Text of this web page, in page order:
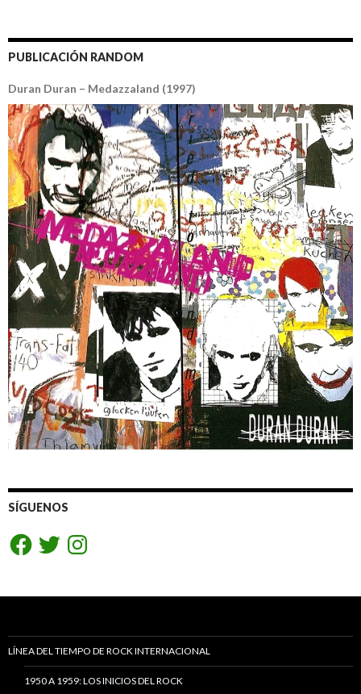
PUBLICACIÓN RANDOM
Duran Duran – Medazzaland (1997)
SÍGUENOS
FacebookTwitterInstagram
LÍNEA DEL TIEMPO DE ROCK INTERNACIONAL
1950 A 1959: LOS INICIOS DEL ROCK